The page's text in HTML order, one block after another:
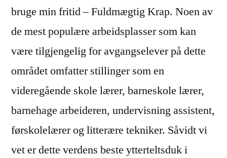
bruge min fritid – Fuldmægtig Krap. Noen av
de mest populære arbeidsplasser som kan
være tilgjengelig for avgangselever på dette
området omfatter stillinger som en
videregående skole lærer, barneskole lærer,
barnehage arbeideren, undervisning assistent,
førskolelærer og litterære tekniker. Såvidt vi
vet er dette verdens beste ytterteltsduk i